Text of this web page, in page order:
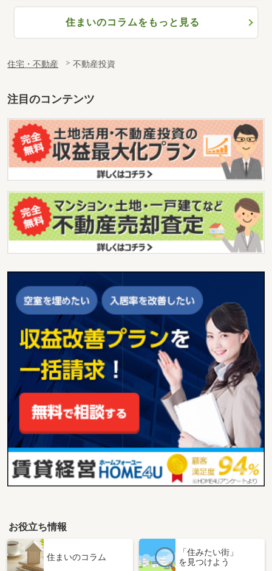
住まいのコラムをもっと見る
住宅・不動産 不動産投資
注目のコンテンツ
お役立ち情報
住まいのコラム
「住みたい街」
を見つけよう